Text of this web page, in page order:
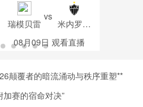
瑞模贝雷
vs
米内罗竞
技
08月09日 观看直播
颠覆者的暗流涌动与秩序重塑**
加赛的宿命对决”